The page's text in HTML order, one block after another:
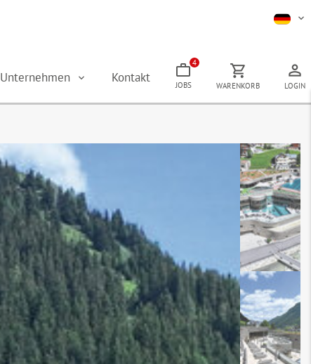
Unternehmen Kontakt JOBS
4
WARENKORB LOGIN